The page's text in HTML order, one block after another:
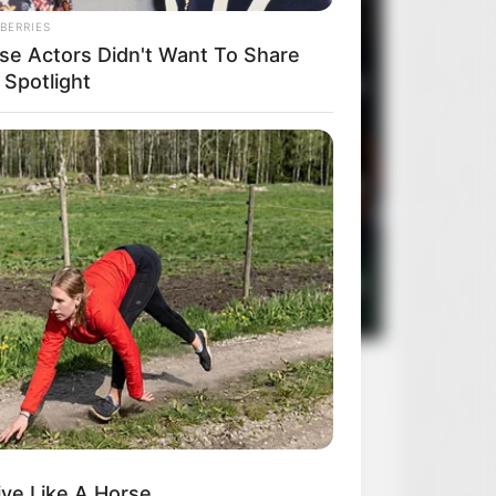
3 Oczy szeroko zamknięte
4 Rocky Horror Picture Show
5 Sanatorium pod klepsydrą
Actors Didn't Want To Share
Spotlight
Cracks Up The Web With His
Version Of ‘Home Alone’